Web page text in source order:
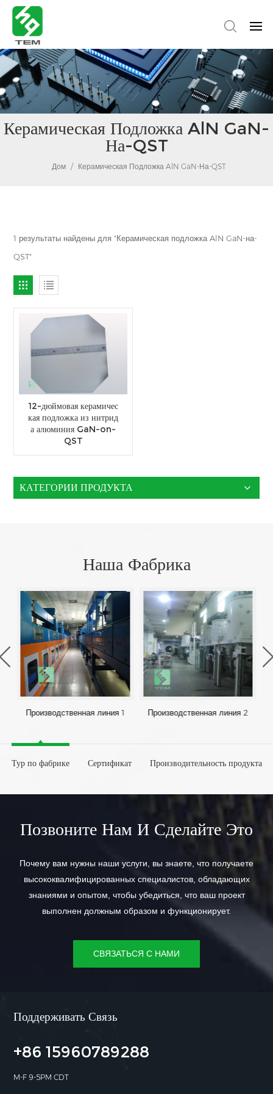
Керамическая Подложка AlN GaN-
На-QST
Дом / Керамическая Подложка AlN GaN-На-QST
1 результаты найдены для "Керамическая подложка AlN GaN-на-
QST"
12-дюймовая керамичес
кая подложка из нитрид
а алюминия GaN-on-
QST
КАТЕГОРИИ ПРОДУКТА
Наша Фабрика
Производственная линия 1 Производственная линия 2
Тур по фабрике Сертификат Производительность продукта
Позвоните Нам И Сделайте Это
Почему вам нужны наши услуги, вы знаете, что получаете
высококвалифицированных специалистов, обладающих
знаниями и опытом, чтобы убедиться, что ваш проект
выполнен должным образом и функционирует.
СВЯЗАТЬСЯ С НАМИ
Поддерживать Связь
+86 15960789288
M-F 9-5PM CDT